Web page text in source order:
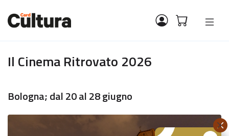
Il Cinema Ritrovato 2026
Bologna; dal 20 al 28 giugno